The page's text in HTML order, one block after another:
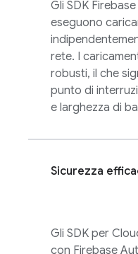
Gli SDK Firebase
eseguono
rete. I
robusti, il che
punto di
e larghezza di
Sicurezza
Gli SDK per
con Firebase